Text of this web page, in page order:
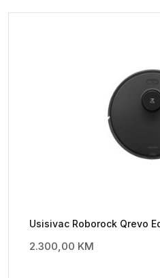
Usisivac Roborock Qrevo
2.300,00 KM